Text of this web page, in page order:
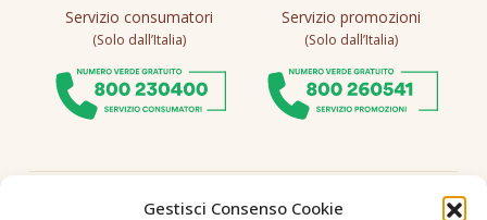
Gestisci Consenso Cookie
Servizio consumatori
(Solo dall’Italia)
Servizio promozioni
(Solo dall’Italia)
Seguici